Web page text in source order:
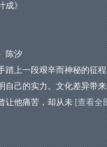
成》
陈汐
踏上一段艰辛而神秘的征
自己的实力。文化差异带
让他痛苦，却从未 [查看全